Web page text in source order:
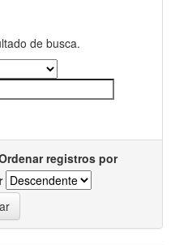
de busca.
registros por